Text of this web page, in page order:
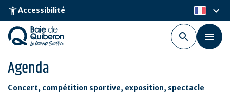
Aller
au
contenu
principal
accessibility_newAccessibilité fr
keyboard_arrow_down
Agenda
Concert, compétition sportive, exposition, spectacle